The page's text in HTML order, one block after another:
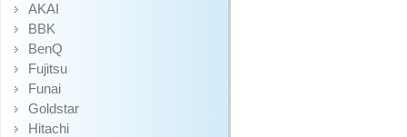
AKAI
BBK
BenQ
Fujitsu
Funai
Goldstar
Hitachi